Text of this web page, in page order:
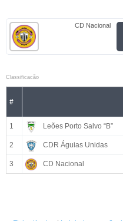
CD Nacional
Classificacão
#
1 Leões Porto Salvo “B”
2 CDR Águias Unidas
3 CD Nacional